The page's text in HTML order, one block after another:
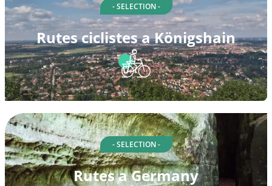
- SELECTION -
Rutes ciclistes a Königshain
- SELECTION -
Rutes a Germany